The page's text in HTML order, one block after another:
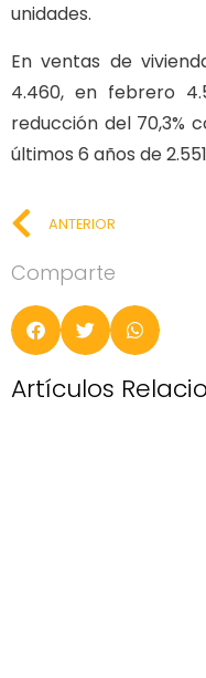
unidades.
En ventas de
4.460, en febrero
reducción del 70,3%
últimos 6 años de
ANTERIOR
Comparte
Artículos